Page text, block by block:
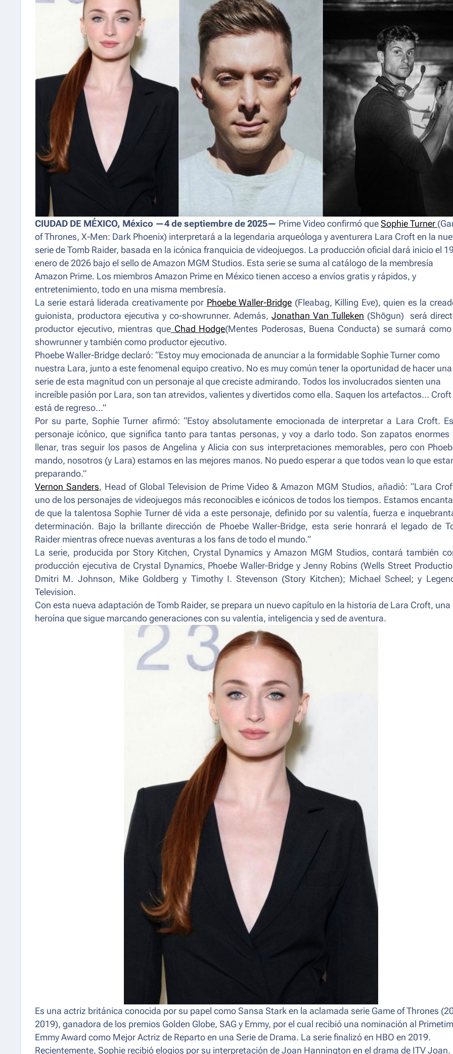
CIUDAD DE MÉXICO, México —4 de septiembre de 2025— Prime Video confirmó que Sophie Turner (
of Thrones, X-Men: Dark Phoenix) interpretará a la legendaria arqueóloga y aventurera Lara Croft en la
serie de Tomb Raider, basada en la icónica franquicia de videojuegos. La producción oficial dará inicio el
enero de 2026 bajo el sello de Amazon MGM Studios. Esta serie se suma al catálogo de la membresía
Amazon Prime. Los miembros Amazon Prime en México tienen acceso a envíos gratis y rápidos, y
entretenimiento, todo en una misma membresía.
La serie estará liderada creativamente por Phoebe Waller-Bridge (Fleabag, Killing Eve), quien es la
guionista, productora ejecutiva y co-showrunner. Además,Jonathan Van Tulleken (Shōgun) será
productor ejecutivo, mientras queChad Hodge(Mentes Poderosas, Buena Conducta) se sumará
showrunner y también como productor ejecutivo.
Phoebe Waller-Bridge declaró: “Estoy muy emocionada de anunciar a la formidable Sophie Turner como
nuestra Lara, junto a este fenomenal equipo creativo. No es muy común tener la oportunidad de hacer una
serie de esta magnitud con un personaje al que creciste admirando. Todos los involucrados sienten una
increíble pasión por Lara, son tan atrevidos, valientes y divertidos como ella. Saquen los artefactos… Croft
está de regreso…”
Por su parte, Sophie Turner afirmó: “Estoy absolutamente emocionada de interpretar a Lara Croft.
personaje icónico, que significa tanto para tantas personas, y voy a darlo todo. Son zapatos enormes
llenar, tras seguir los pasos de Angelina y Alicia con sus interpretaciones memorables, pero con
mando, nosotros (y Lara) estamos en las mejores manos. No puedo esperar a que todos vean lo que
preparando.”
Vernon Sanders, Head of Global Television de Prime Video & Amazon MGM Studios, añadió: “Lara
uno de los personajes de videojuegos más reconocibles e icónicos de todos los tiempos. Estamos
de que la talentosa Sophie Turner dé vida a este personaje, definido por su valentía, fuerza e
determinación. Bajo la brillante dirección de Phoebe Waller-Bridge, esta serie honrará el legado de
Raider mientras ofrece nuevas aventuras a los fans de todo el mundo.”
La serie, producida por Story Kitchen, Crystal Dynamics y Amazon MGM Studios, contará también
producción ejecutiva de Crystal Dynamics, Phoebe Waller-Bridge y Jenny Robins (Wells Street
Dmitri M. Johnson, Mike Goldberg y Timothy I. Stevenson (Story Kitchen); Michael Scheel; y
Television.
Con esta nueva adaptación de Tomb Raider, se prepara un nuevo capítulo en la historia de Lara Croft, una
heroína que sigue marcando generaciones con su valentía, inteligencia y sed de aventura.
Es una actriz británica conocida por su papel como Sansa Stark en la aclamada serie Game of Thrones
2019), ganadora de los premios Golden Globe, SAG y Emmy, por el cual recibió una nominación al
Emmy Award como Mejor Actriz de Reparto en una Serie de Drama. La serie finalizó en HBO en 2019.
Recientemente, Sophie recibió elogios por su interpretación de Joan Hannington en el drama de ITV Joan.